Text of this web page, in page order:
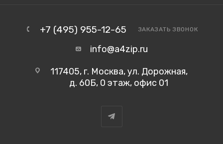
+7 (495) 955-12-65 ЗАКАЗАТЬ ЗВОНОК
info@a4zip.ru
117405, г. Москва, ул. Дорожная,
д. 60Б, 0 этаж, офис 01